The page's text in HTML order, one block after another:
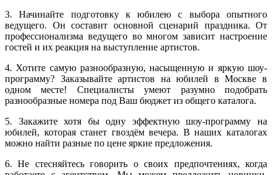
3. Начинайте подготовку к юбилею с выбора опытного
ведущего. Он составит основной сценарий праздника. От
профессионализма ведущего во многом зависит настроение
гостей и их реакция на выступление артистов.
4. Хотите самую разнообразную, насыщенную и яркую шоу-
программу? Заказывайте артистов на юбилей в Москве в
одном месте! Специалисты умеют разумно подобрать
разнообразные номера под Ваш бюджет из общего каталога.
5. Закажите хотя бы одну эффектную шоу-программу на
юбилей, которая станет гвоздём вечера. В наших каталогах
можно найти разные по цене яркие предложения.
6. Не стесняйтесь говорить о своих предпочтениях, когда